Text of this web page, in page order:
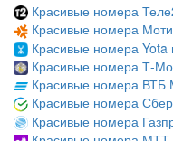
Красивые номера
Красивые номера
Красивые номера Yota
Красивые номера Т-
Красивые номера ВТБ
Красивые номера
Красивые номера